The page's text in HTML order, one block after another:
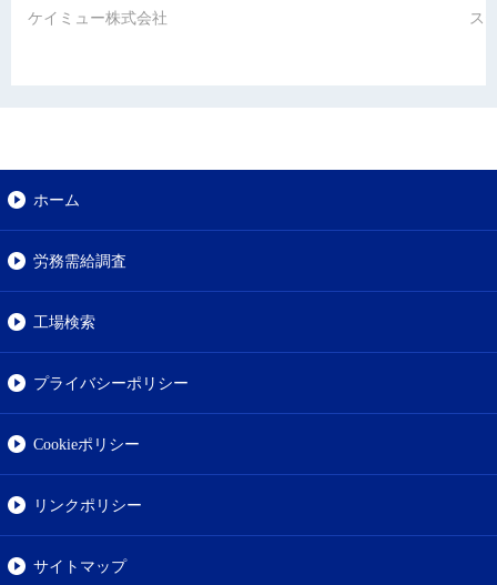
ケイミュー株式会社
ス
ホーム
労務需給調査
工場検索
プライバシーポリシー
Cookieポリシー
リンクポリシー
サイトマップ